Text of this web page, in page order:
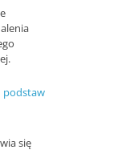
podstaw
się